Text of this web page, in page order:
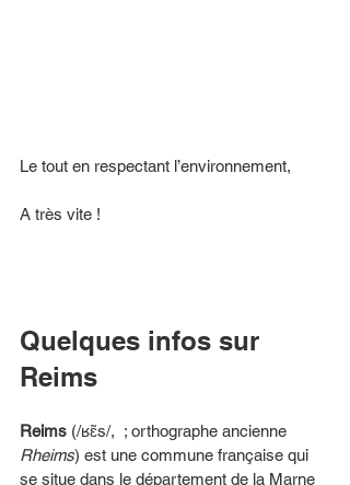
Le tout en respectant l’environnement,
A très vite !
Quelques infos sur
Reims
Reims (/ʁɛ̃s/,  ; orthographe ancienne
Rheims) est une commune française qui
se situe dans le département de la Marne